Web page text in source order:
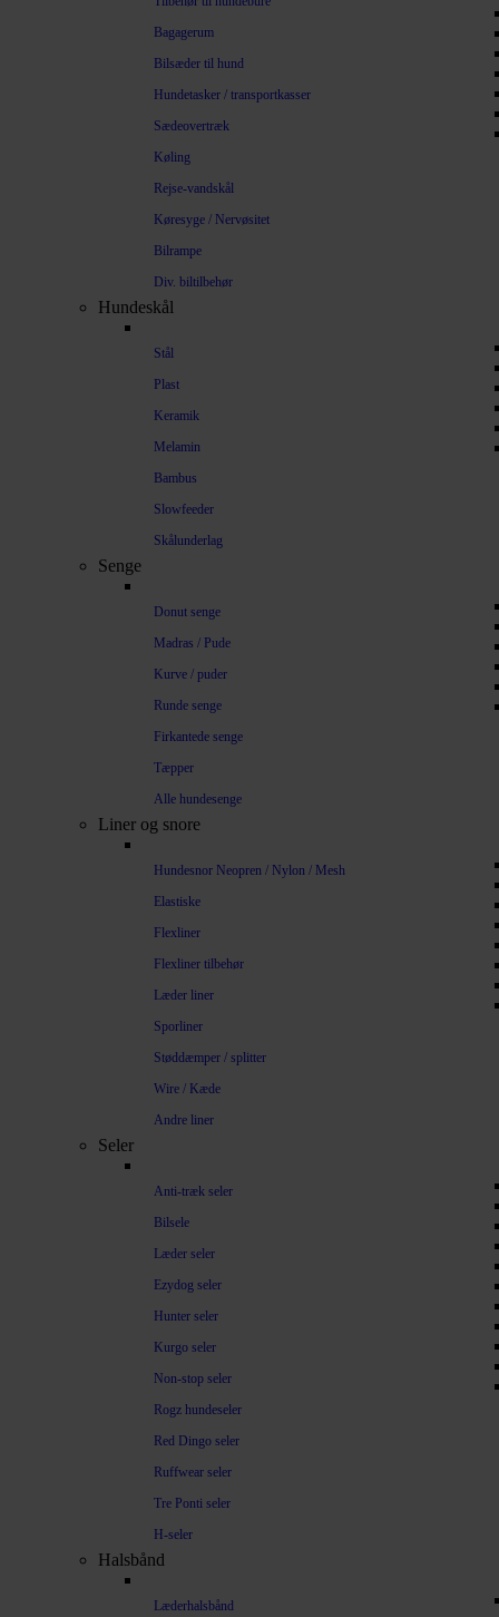
Bagagerum
Bilsæder til hund
Hundetasker / transportkasser
Sædeovertræk
Køling
Rejse-vandskål
Køresyge / Nervøsitet
Bilrampe
Div. biltilbehør
Hundeskål
Stål
Plast
Keramik
Melamin
Bambus
Slowfeeder
Skålunderlag
Senge
Donut senge
Madras / Pude
Kurve / puder
Runde senge
Firkantede senge
Tæpper
Alle hundesenge
Liner og snore
Hundesnor Neopren / Nylon / Mesh
Elastiske
Flexliner
Flexliner tilbehør
Læder liner
Sporliner
Støddæmper / splitter
Wire / Kæde
Andre liner
Seler
Anti-træk seler
Bilsele
Læder seler
Ezydog seler
Hunter seler
Kurgo seler
Non-stop seler
Rogz hundeseler
Red Dingo seler
Ruffwear seler
Tre Ponti seler
H-seler
Halsbånd
Læderhalsbånd